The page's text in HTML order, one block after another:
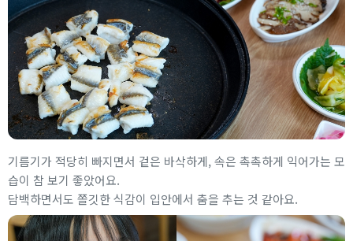
기름기가 적당히 빠지면서 겉은 바삭하게, 속은 촉촉하게 익어가는 모
습이 참 보기 좋았어요.
담백하면서도 쫄깃한 식감이 입안에서 춤을 추는 것 같아요.